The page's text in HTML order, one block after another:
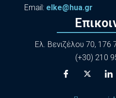
Εmail: elke@hua.gr
Ελ. Βενιζέλου 70, 176
(+30) 210